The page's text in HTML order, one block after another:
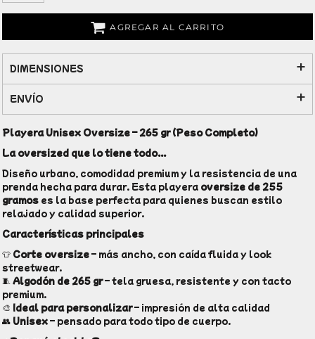
AGREGAR AL CARRITO
DIMENSIONES
ENVÍO
Playera Unisex Oversize – 265 gr (Peso Completo)
La oversized que lo tiene todo...
Diseño urbano, comodidad premium y la resistencia de una
prenda hecha para durar. Esta playera oversize de 255
gramos es la base perfecta para quienes buscan estilo
relajado y calidad superior.
Características principales
👕 Corte oversize– más ancho, con caída fluida y look
streetwear.
🧵 Algodón de 265 gr– tela gruesa, resistente y con tacto
premium.
🎨 Ideal para personalizar– impresión de alta calidad
👥 Unisex– pensado para todo tipo de cuerpo.